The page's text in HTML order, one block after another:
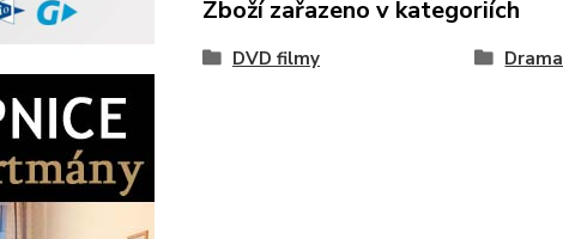
Zboží zařazeno v kategoriích
DVD filmy Drama